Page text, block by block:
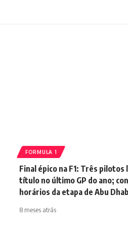
FORMULA 1
Final épico na F1: Três pilotos
título no último GP do ano;
horários da etapa de Abu
8 meses atrás